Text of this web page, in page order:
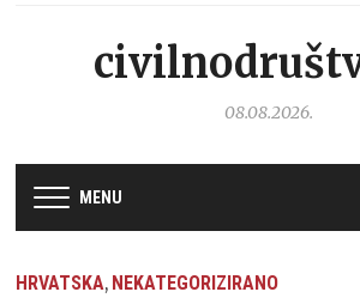
08.08.2026.
MENU
HRVATSKA, NEKATEGORIZIRANO